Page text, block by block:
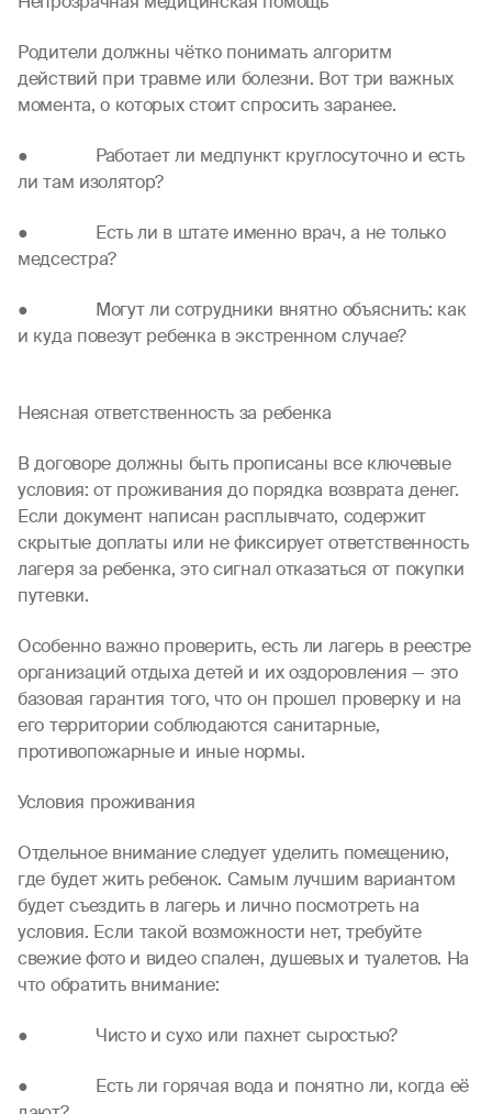
Родители должны чётко понимать алгоритм
действий при травме или болезни. Вот три важных
момента, о которых стоит спросить заранее.
● Работает ли медпункт круглосуточно и есть
ли там изолятор?
● Есть ли в штате именно врач, а не только
медсестра?
● Могут ли сотрудники внятно объяснить: как
и куда повезут ребенка в экстренном случае?
Неясная ответственность за ребенка
В договоре должны быть прописаны все ключевые
условия: от проживания до порядка возврата денег.
Если документ написан расплывчато, содержит
скрытые доплаты или не фиксирует ответственность
лагеря за ребенка, это сигнал отказаться от покупки
путевки.
Особенно важно проверить, есть ли лагерь в реестре
организаций отдыха детей и их оздоровления — это
базовая гарантия того, что он прошел проверку и на
его территории соблюдаются санитарные,
противопожарные и иные нормы.
Условия проживания
Отдельное внимание следует уделить помещению,
где будет жить ребенок. Самым лучшим вариантом
будет съездить в лагерь и лично посмотреть на
условия. Если такой возможности нет, требуйте
свежие фото и видео спален, душевых и туалетов. На
что обратить внимание:
● Чисто и сухо или пахнет сыростью?
● Есть ли горячая вода и понятно ли, когда её